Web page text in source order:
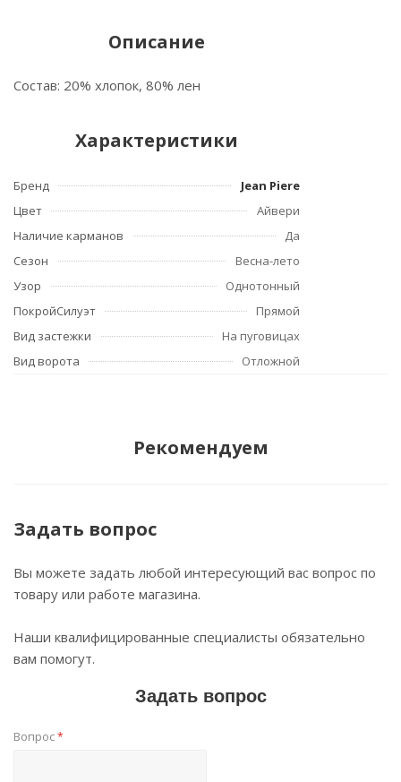
Описание
Состав: 20% хлопок, 80% лен
Характеристики
Бренд
Jean Piere
Цвет
Айвери
Наличие карманов
Да
Сезон
Весна-лето
Узор
Однотонный
ПокройСилуэт
Прямой
Вид застежки
На пуговицах
Вид ворота
Отложной
Рекомендуем
Задать вопрос
Вы можете задать любой интересующий вас вопрос по
товару или работе магазина.
Наши квалифицированные специалисты обязательно
вам помогут.
Задать вопрос
Вопрос*